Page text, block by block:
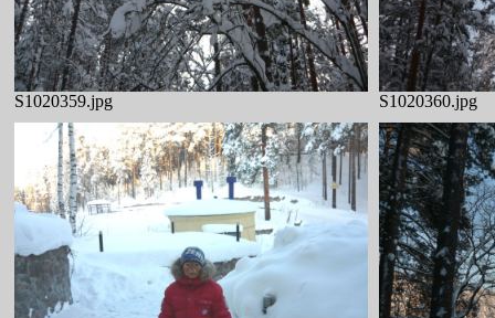
S1020359.jpg S1020360.jpg